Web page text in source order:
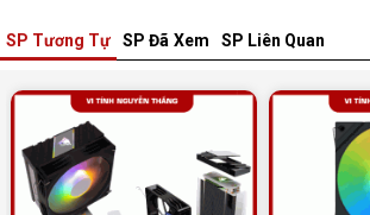
Sinh viên nên mua
khoăn của nhiều tân sinh
tập. Xem ngay phân tích
Laptop Sinh Viên
Hình Nào Đáng Tiền?
SP Tương Tự SP Đã Xem SP Liên Quan